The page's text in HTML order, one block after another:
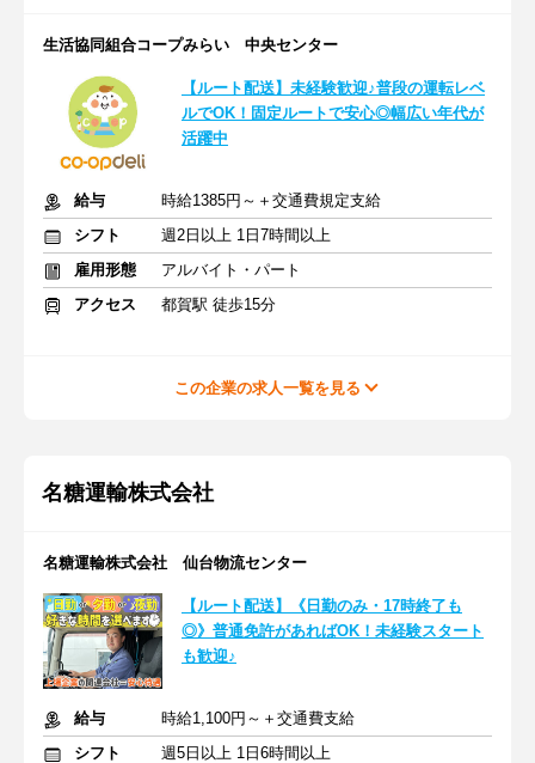
生活協同組合コープみらい 中央センター
【ルート配送】未経験歓迎♪普段の運転レベ
ルでOK！固定ルートで安心◎幅広い年代が
活躍中
給与
時給1385円～＋交通費規定支給
シフト
週2日以上 1日7時間以上
雇用形態
アルバイト・パート
アクセス
都賀駅 徒歩15分
この企業の求人一覧を見る
名糖運輸株式会社
名糖運輸株式会社 仙台物流センター
【ルート配送】《日勤のみ・17時終了も
◎》普通免許があればOK！未経験スタート
も歓迎♪
給与
時給1,100円～＋交通費支給
シフト
週5日以上 1日6時間以上